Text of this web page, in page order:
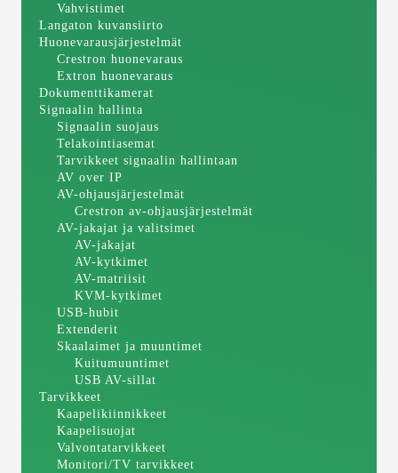
Vahvistimet
Langaton kuvansiirto
Huonevarausjärjestelmät
Crestron huonevaraus
Extron huonevaraus
Dokumenttikamerat
Signaalin hallinta
Signaalin suojaus
Telakointiasemat
Tarvikkeet signaalin hallintaan
AV over IP
AV-ohjausjärjestelmät
Crestron av-ohjausjärjestelmät
AV-jakajat ja valitsimet
AV-jakajat
AV-kytkimet
AV-matriisit
KVM-kytkimet
USB-hubit
Extenderit
Skaalaimet ja muuntimet
Kuitumuuntimet
USB AV-sillat
Tarvikkeet
Kaapelikiinnikkeet
Kaapelisuojat
Valvontatarvikkeet
Monitori/TV tarvikkeet